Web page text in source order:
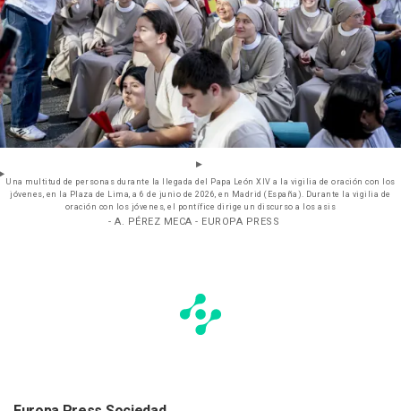
Una multitud de personas durante la llegada del Papa León XIV a la vigilia de oración con los
jóvenes, en la Plaza de Lima, a 6 de junio de 2026, en Madrid (España). Durante la vigilia de
oración con los jóvenes, el pontífice dirige un discurso a los asis
- A. PÉREZ MECA - EUROPA PRESS